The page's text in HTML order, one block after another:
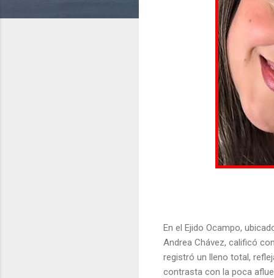
En el Ejido Ocampo,
Andrea Chávez, calificó
registró un lleno total,
contrasta con la poca